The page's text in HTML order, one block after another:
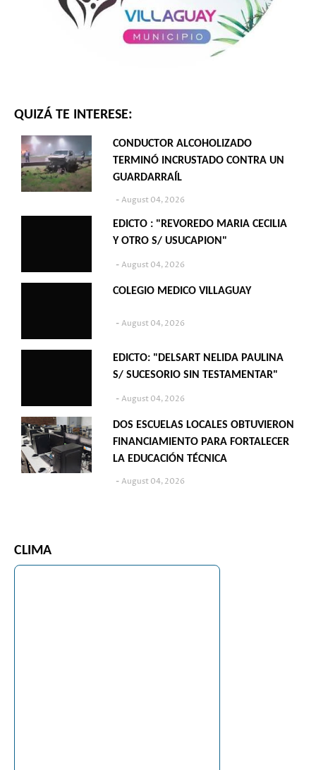
QUIZÁ TE INTERESE:
CONDUCTOR ALCOHOLIZADO
TERMINÓ INCRUSTADO CONTRA UN
GUARDARRAÍL
August 04, 2026
EDICTO : "REVOREDO MARIA CECILIA
Y OTRO S/ USUCAPION"
August 04, 2026
COLEGIO MEDICO VILLAGUAY
August 04, 2026
EDICTO: "DELSART NELIDA PAULINA
S/ SUCESORIO SIN TESTAMENTAR"
August 04, 2026
DOS ESCUELAS LOCALES OBTUVIERON
FINANCIAMIENTO PARA FORTALECER
LA EDUCACIÓN TÉCNICA
August 04, 2026
CLIMA